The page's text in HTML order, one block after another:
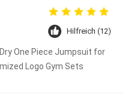
Hilfreich (12)
One Piece Jumpsuit for
Logo Gym Sets